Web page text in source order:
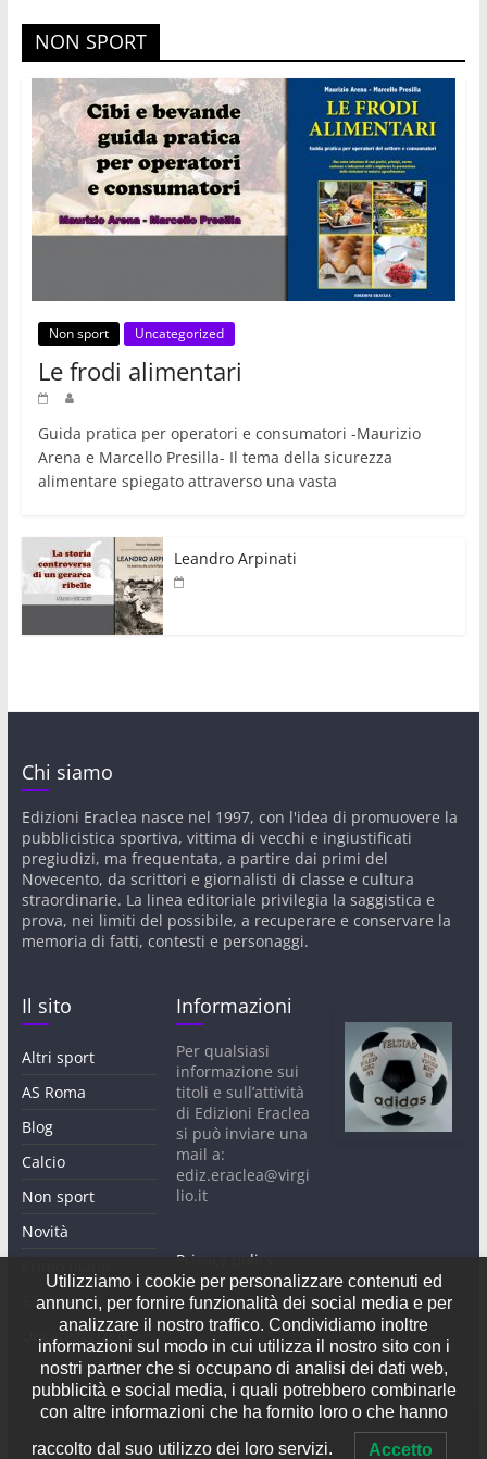
NON SPORT
Non sport Uncategorized
Le frodi alimentari
Guida pratica per operatori e consumatori -Maurizio
Arena e Marcello Presilla- Il tema della sicurezza
alimentare spiegato attraverso una vasta
Leandro Arpinati
Chi siamo
Edizioni Eraclea nasce nel 1997, con l'idea di promuovere la
pubblicistica sportiva, vittima di vecchi e ingiustificati
pregiudizi, ma frequentata, a partire dai primi del
Novecento, da scrittori e giornalisti di classe e cultura
straordinarie. La linea editoriale privilegia la saggistica e
prova, nei limiti del possibile, a recuperare e conservare la
memoria di fatti, contesti e personaggi.
Il sito
Altri sport
AS Roma
Blog
Calcio
Non sport
Novità
SS Lazio
Uncategorized
Informazioni
Per qualsiasi
informazione sui
titoli e sull’attività
di Edizioni Eraclea
si può inviare una
mail a:
ediz.eraclea@virgi
lio.it
Privacy policy
Utilizziamo i cookie per personalizzare contenuti ed
annunci, per fornire funzionalità dei social media e per
analizzare il nostro traffico. Condividiamo inoltre
informazioni sul modo in cui utilizza il nostro sito con i
nostri partner che si occupano di analisi dei dati web,
pubblicità e social media, i quali potrebbero combinarle
con altre informazioni che ha fornito loro o che hanno
raccolto dal suo utilizzo dei loro servizi. Accetto